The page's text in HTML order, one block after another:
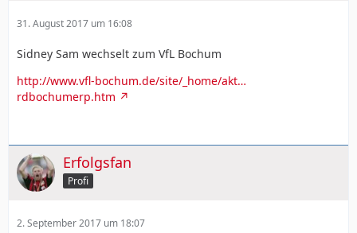
31. August 2017 um 16:08
Sidney Sam wechselt zum VfL Bochum
http://www.vfl-bochum.de/site/_home/akt…
rdbochumerp.htm
Erfolgsfan
Profi
2. September 2017 um 18:07